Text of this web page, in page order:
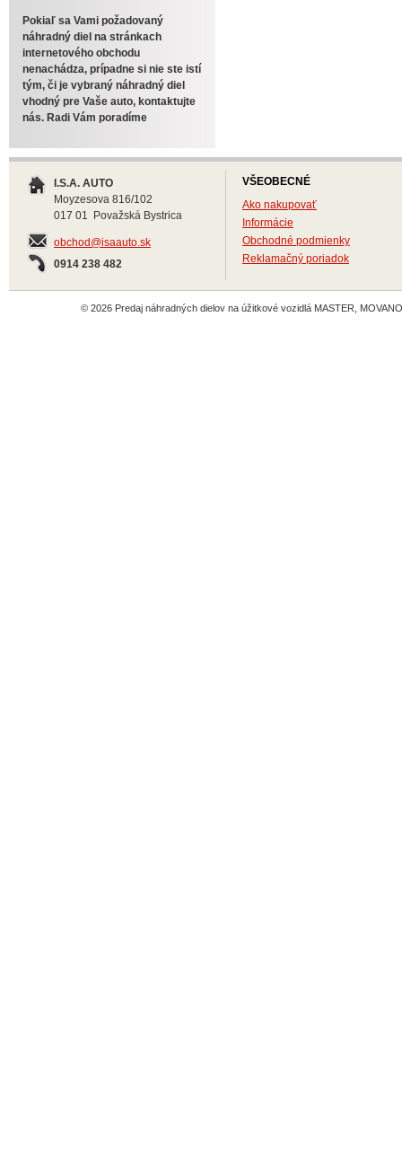
Pokiaľ sa Vami požadovaný
náhradný diel na stránkach
internetového obchodu
nenachádza, prípadne si nie ste istí
tým, či je vybraný náhradný diel
vhodný pre Vaše auto, kontaktujte
nás. Radi Vám poradíme
I.S.A. AUTO
Moyzesova 816/102
017 01 Považská Bystrica
obchod@isaauto.sk
0914 238 482
VŠEOBECNÉ
Ako nakupovať
Informácie
Obchodné podmienky
Reklamačný poriadok
© 2026 Predaj náhradných dielov na úžitkové vozidlá MASTER,